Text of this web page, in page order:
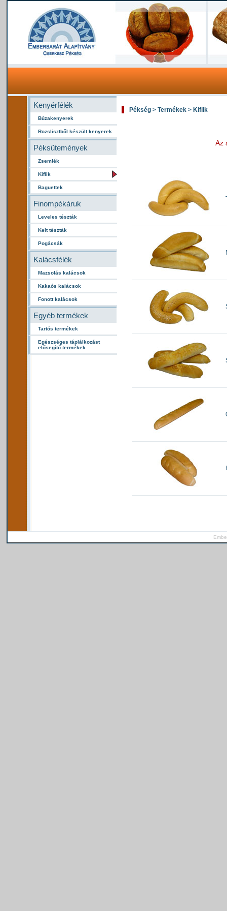
Kenyérfélék
Búzakenyerek
Rozslisztből készült kenyerek
Péksütemények
Zsemlék
Kiflik
Baguettek
Finompékáruk
Leveles tészták
Kelt tészták
Pogácsák
Kalácsfélék
Mazsolás kalácsok
Kakaós kalácsok
Fonott kalácsok
Egyéb termékek
Tartós termékek
Egészséges táplálkozást
elősegítő termékek
Pékség > Termékek > Kiflik
Az